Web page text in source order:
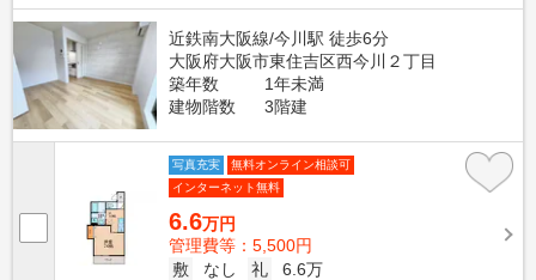
近鉄南大阪線/今川駅 徒歩6分
大阪府大阪市東住吉区西今川２丁目
築年数
1年未満
建物階数
3階建
写真充実
無料オンライン相談可
インターネット無料
6.6万円
管理費等：5,500円
敷
なし 礼
6.6万